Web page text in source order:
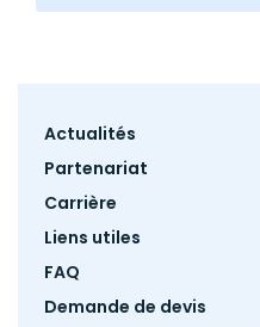
Footer
Actualités
Partenariat
Carrière
Liens utiles
FAQ
Demande de devis